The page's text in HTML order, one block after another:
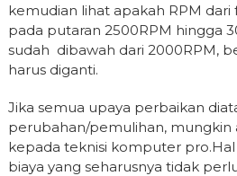
kemudian lihat apakah RPM dari
pada putaran 2500RPM hingga
sudah dibawah dari 2000RPM,
harus diganti.
Jika semua upaya perbaikan
perubahan/pemulihan, mungkin
kepada teknisi komputer
biaya yang seharusnya tidak